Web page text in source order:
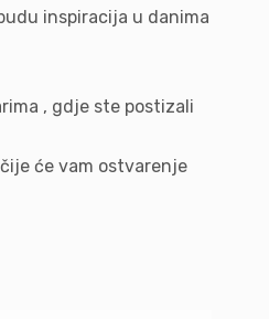
inspiracija u danima
, gdje ste postizali
će vam ostvarenje